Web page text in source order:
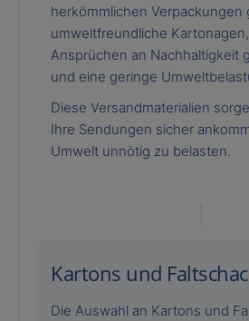
herkömmlichen Verpackungen
umweltfreundliche
Ansprüchen an Nachhaltigkeit
und eine geringe
Diese Versandmaterialien
Ihre Sendungen sicher
Umwelt unnötig zu belasten.
Kartons und
Die Auswahl an Kartons und